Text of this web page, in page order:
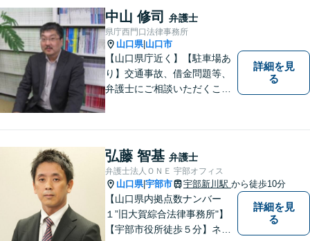
中山 修司 弁護士
県庁西門口法律事務所
山口県| 山口市
【山口県庁近く】【駐車場あ
り】交通事故、借金問題等、
弁護士にご相談いただくこと
談ください。専門知識を有す
る弁護士が、客観的視点から
事案を検討し、最適の解決方
法を探ります。
詳細を見
る
弘藤 智基 弁護士
弁護士法人ＯＮＥ 宇部オフィス
山口県|宇部市 宇部新川駅 から徒歩10分
【山口県内拠点数ナンバー
１”旧大賀綜合法律事務所"】
【宇部市役所徒歩５分】ネッ
詳細を見
る